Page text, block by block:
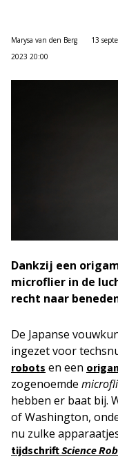
Marysa van den Berg
13
2023 20:00
Dankzij een
microflier in de
recht naar
De Japanse
ingezet voor
robots en een
zogenoemde
hebben er baat bij.
of Washington,
nu zulke
tijdschriftScience